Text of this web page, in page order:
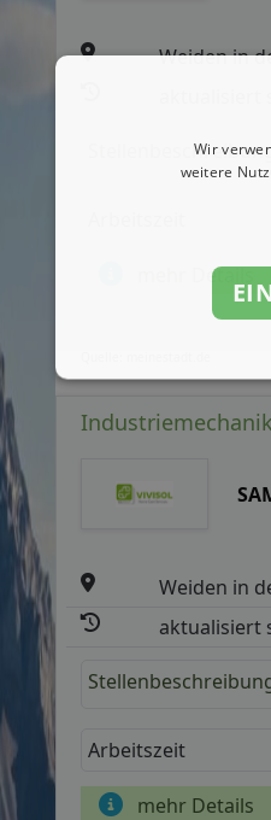
Weiden in
aktualisiert
mehr Details
Weiden in
aktualisiert
Arbeitszeit
mehr Details
Wir
weitere